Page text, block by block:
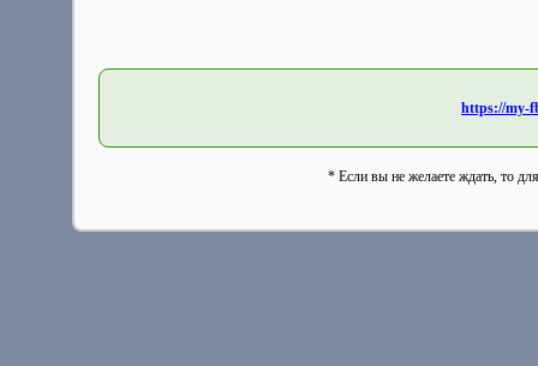
https://my-
* Если вы не желаете ждать, то